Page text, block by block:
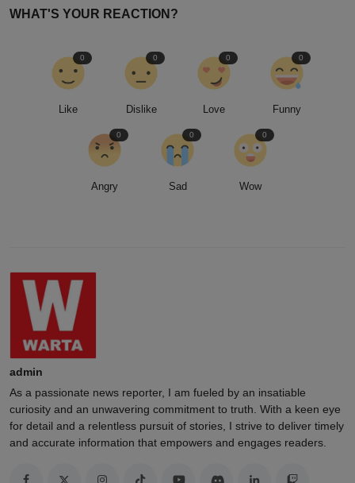
WHAT'S YOUR REACTION?
Like
0
Dislike
0
Love
0
Funny
0
Angry
0
Sad
0
Wow
0
admin
As a passionate news reporter, I am fueled by an insatiable
curiosity and an unwavering commitment to truth. With a keen eye
for detail and a relentless pursuit of stories, I strive to deliver timely
and accurate information that empowers and engages readers.